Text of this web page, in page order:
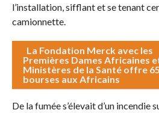
l’installation, sifflant et se tenant
camionnette.
La Fondation Merck avec les
Premières Dames Africaines
Ministères de la Santé offre
bourses aux Africains
De la fumée s’élevait d’un incendie